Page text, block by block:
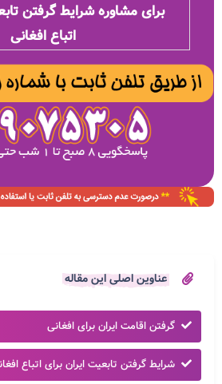
برای مشاوره شرایط گرفتن
اتباع افغانی
عناوین اصلی این مقاله
گرفتن اقامت ایران برای افغانی
شرایط گرفتن تابعیت ایران برای اتباع